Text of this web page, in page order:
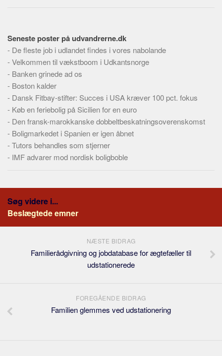
Om
Webstedet
Forhistorien
Redigering
Tekstannoncer
Bannere
Hjælp
Seneste poster på udvandrerne.dk
- De fleste job i udlandet findes i vores nabolande
-Velkommen til vækstboom i Udkantsnorge
- Banken grinede ad os
- Boston kalder
- Dansk Fitbay-stifter: Succes i USA kræver 100 pct. fokus
- Køb en feriebolig på Sicilien for en euro
- Den fransk-marokkanske dobbeltbeskatningsoverenskomst
- Boligmarkedet i Spanien er igen åbnet
-Tutors behandles som stjerner
- IMF advarer mod nordisk boligboble
Søg videre i...
Beslægtede emner
NÆSTE BIDRAG
Familierådgivning og jobdatabase for ægtefæller til
udstationerede
FOREGÅENDE BIDRAG
Familien glemmes ved udstationering